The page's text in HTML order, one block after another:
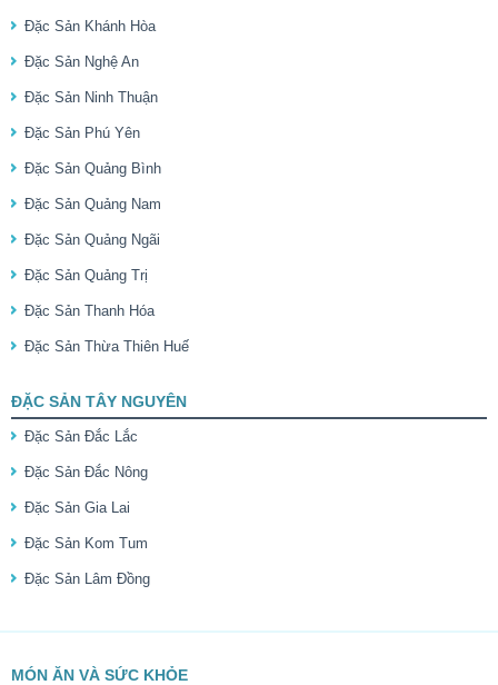
Đặc Sản Khánh Hòa
Đặc Sản Nghệ An
Đặc Sản Ninh Thuận
Đặc Sản Phú Yên
Đặc Sản Quảng Bình
Đặc Sản Quảng Nam
Đặc Sản Quảng Ngãi
Đặc Sản Quảng Trị
Đặc Sản Thanh Hóa
Đặc Sản Thừa Thiên Huế
ĐẶC SẢN TÂY NGUYÊN
Đặc Sản Đắc Lắc
Đặc Sản Đắc Nông
Đặc Sản Gia Lai
Đặc Sản Kom Tum
Đặc Sản Lâm Đồng
MÓN ĂN VÀ SỨC KHỎE